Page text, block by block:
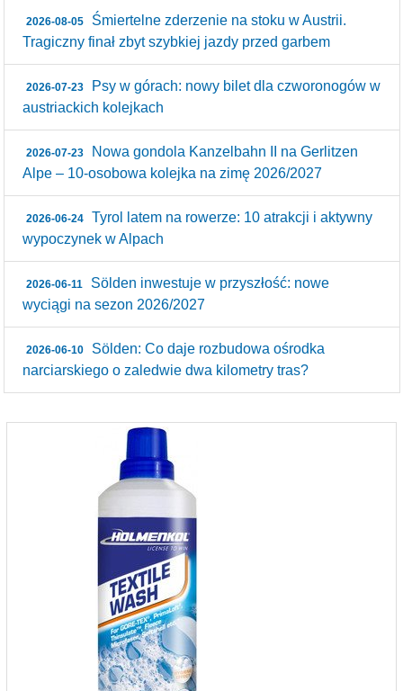
2026-08-05
Śmiertelne zderzenie na stoku w Austrii.
Tragiczny finał zbyt szybkiej jazdy przed garbem
2026-07-23
Psy w górach: nowy bilet dla czworonogów w
austriackich kolejkach
2026-07-23
Nowa gondola Kanzelbahn II na Gerlitzen
Alpe – 10‑osobowa kolejka na zimę 2026/2027
2026-06-24
Tyrol latem na rowerze: 10 atrakcji i aktywny
wypoczynek w Alpach
2026-06-11
Sölden inwestuje w przyszłość: nowe
wyciągi na sezon 2026/2027
2026-06-10
Sölden: Co daje rozbudowa ośrodka
narciarskiego o zaledwie dwa kilometry tras?